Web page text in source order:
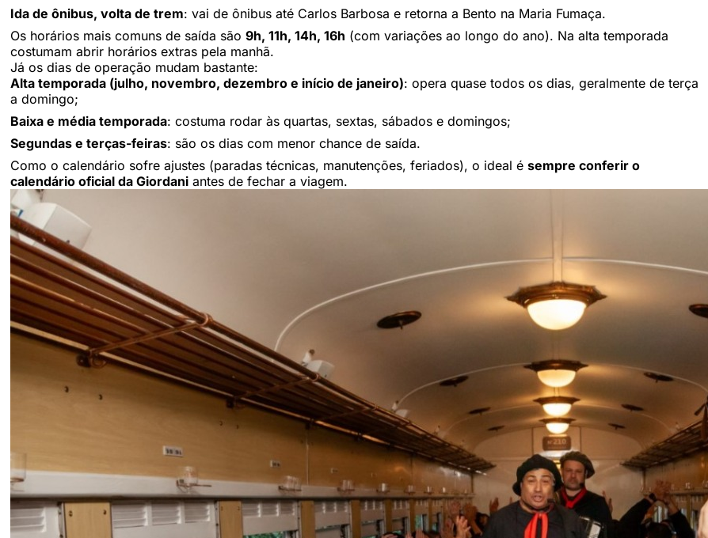
Ida de ônibus, volta de trem: vai de ônibus até Carlos Barbosa e retorna a Bento na Maria Fumaça.
Os horários mais comuns de saída são 9h, 11h, 14h, 16h (com variações ao longo do ano). Na alta temporada
costumam abrir horários extras pela manhã.
Já os dias de operação mudam bastante:
Alta temporada (julho, novembro, dezembro e início de janeiro): opera quase todos os dias, geralmente de terça
a domingo;
Baixa e média temporada: costuma rodar às quartas, sextas, sábados e domingos;
Segundas e terças-feiras: são os dias com menor chance de saída.
Como o calendário sofre ajustes (paradas técnicas, manutenções, feriados), o ideal é sempre conferir o
calendário oficial da Giordani antes de fechar a viagem.